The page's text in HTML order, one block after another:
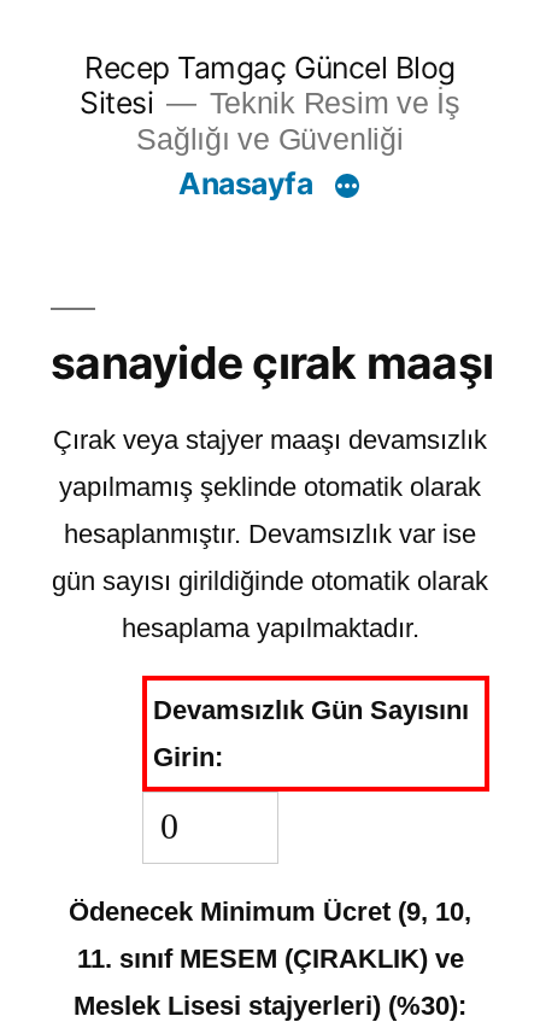
geç
Recep Tamgaç Güncel Blog
Sitesi
Teknik Resim ve İş
Sağlığı ve Güvenliği
Anasayfa
sanayide çırak maaşı
Çırak veya stajyer maaşı devamsızlık
yapılmamış şeklinde otomatik olarak
hesaplanmıştır. Devamsızlık var ise
gün sayısı girildiğinde otomatik olarak
hesaplama yapılmaktadır.
Devamsızlık Gün Sayısını
Girin:
Ödenecek Minimum Ücret (9, 10,
11. sınıf MESEM (ÇIRAKLIK) ve
Meslek Lisesi stajyerleri) (%30):